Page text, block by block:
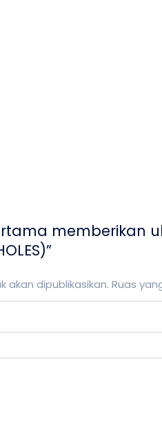
memberikan
akan dipublikasikan. Ruas